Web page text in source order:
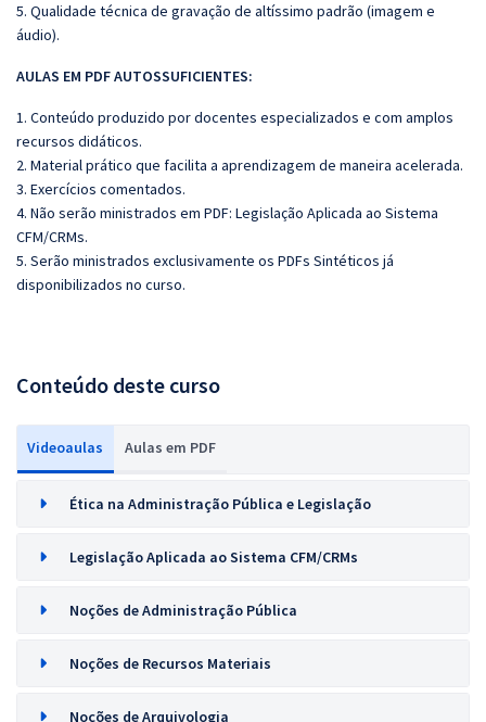
5. Qualidade técnica de gravação de altíssimo padrão (imagem e
áudio).
AULAS EM PDF AUTOSSUFICIENTES:
1. Conteúdo produzido por docentes especializados e com amplos
recursos didáticos.
2. Material prático que facilita a aprendizagem de maneira acelerada.
3. Exercícios comentados.
4. Não serão ministrados em PDF: Legislação Aplicada ao Sistema
CFM/CRMs.
5. Serão ministrados exclusivamente os PDFs Sintéticos já
disponibilizados no curso.
Conteúdo deste curso
Videoaulas Aulas em PDF
Ética na Administração Pública e Legislação
Legislação Aplicada ao Sistema CFM/CRMs
Noções de Administração Pública
Noções de Recursos Materiais
Noções de Arquivologia